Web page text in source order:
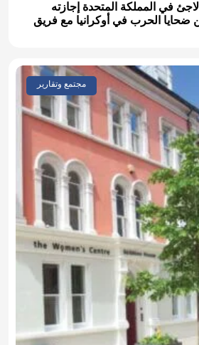
في المملكة المتحدة إجازته
ضحايا الحرب في أوكرانيا مع فريق
مجتمع وتقارير